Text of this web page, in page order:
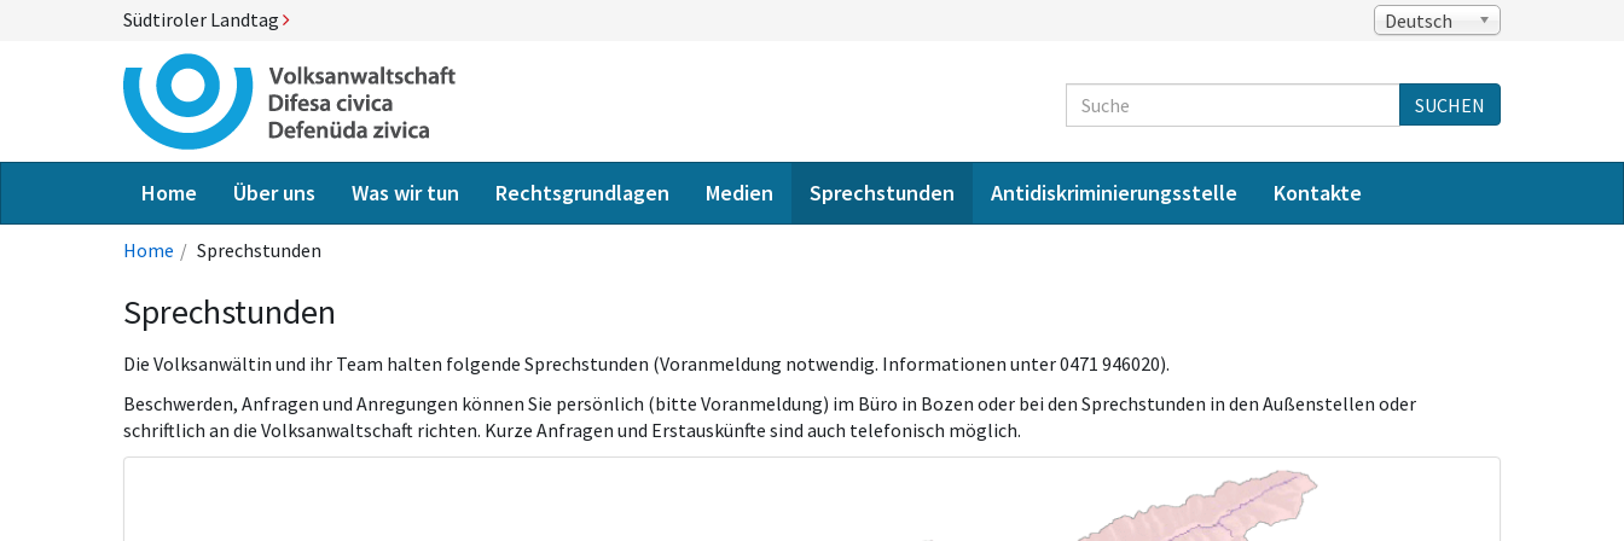
Südtiroler Landtag Deutsch
Suche
SUCHEN
Home Über uns Was wir tun Rechtsgrundlagen Medien Sprechstunden Antidiskriminierungsstelle Kontakte
Home Sprechstunden
Sprechstunden
Die Volksanwältin und ihr Team halten folgende Sprechstunden (Voranmeldung notwendig. Informationen unter 0471 946020).
Beschwerden, Anfragen und Anregungen können Sie persönlich (bitte Voranmeldung) im Büro in Bozen oder bei den Sprechstunden in den Außenstellen oder
schriftlich an die Volksanwaltschaft richten. Kurze Anfragen und Erstauskünfte sind auch telefonisch möglich.